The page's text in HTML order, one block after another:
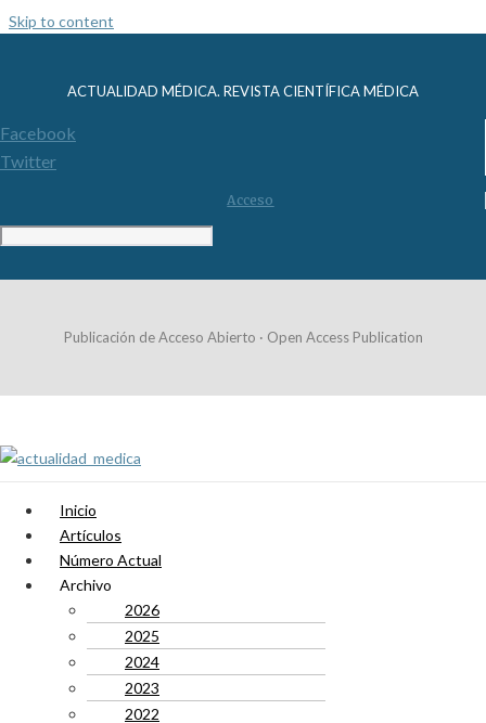
Skip to content
ACTUALIDAD MÉDICA. REVISTA CIENTÍFICA MÉDICA
Facebook
Twitter
Acceso
Publicación de Acceso Abierto · Open Access Publication
Inicio
Artículos
Número Actual
Archivo
2026
2025
2024
2023
2022